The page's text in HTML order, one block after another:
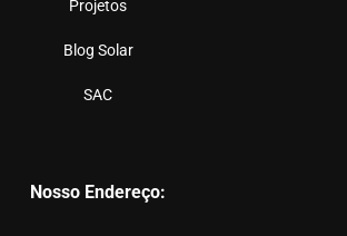
Projetos
Blog Solar
SAC
Nosso Endereço: